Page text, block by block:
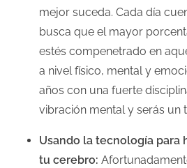
mejor suceda. Cada día
busca que el mayor
estés compenetrado en
a nivel físico, mental y
años con una fuerte
vibración mental y serás un
Usando la tecnología para
tu cerebro: